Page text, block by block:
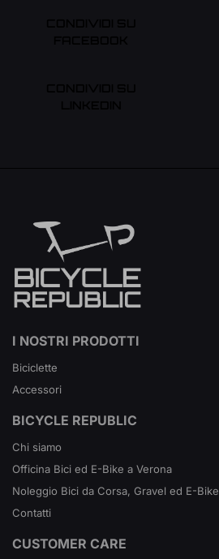
I NOSTRI PRODOTTI
Biciclette
Accessori
BICYCLE REPUBLIC
Chi siamo
Officina Bici ed E-Bike a Verona
Noleggio Bici da Corsa, Gravel ed E-Bike
Contatti
CUSTOMER CARE